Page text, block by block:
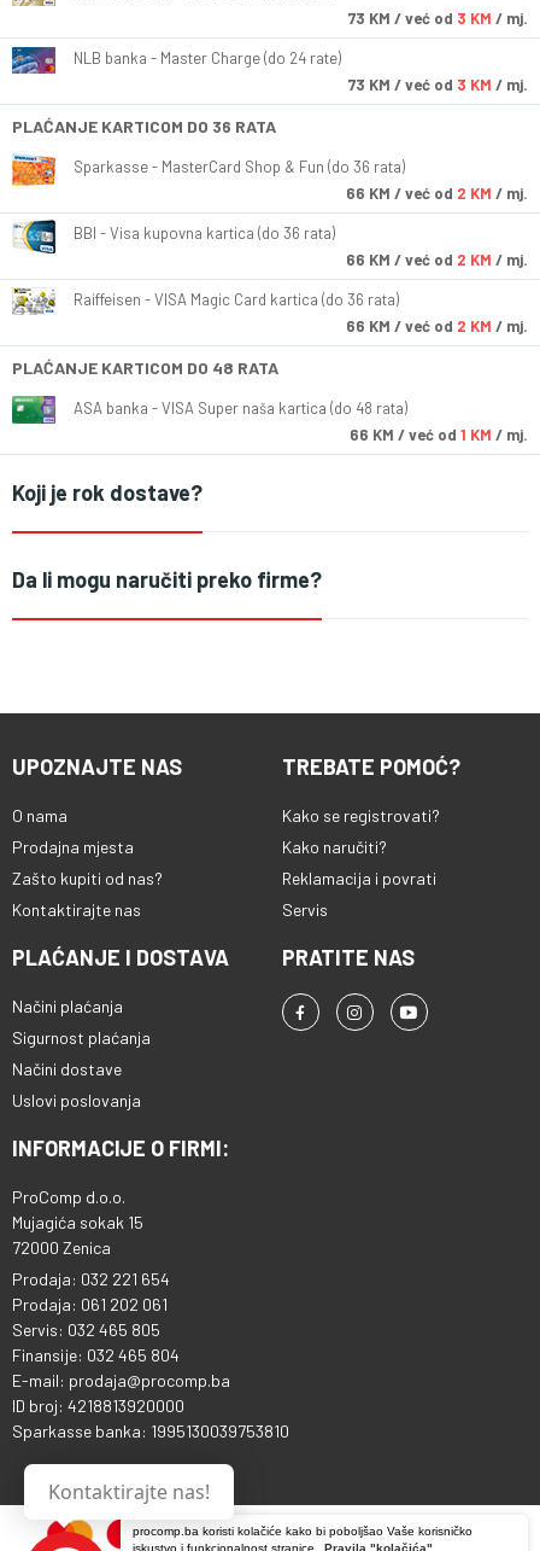
procomp.ba koristi kolačiće kako bi poboljšao Vaše korisničko
iskustvo i funkcionalnost stranice.
Pravila "kolačića"
73 KM / već od 3 KM / mj.
NLB banka - Master Charge (do 24 rate)
73 KM / već od 3 KM / mj.
PLAĆANJE KARTICOM DO 36 RATA
Sparkasse - MasterCard Shop & Fun (do 36 rata)
66 KM / već od 2 KM / mj.
BBI - Visa kupovna kartica (do 36 rata)
66 KM / već od 2 KM / mj.
Raiffeisen - VISA Magic Card kartica (do 36 rata)
66 KM / već od 2 KM / mj.
PLAĆANJE KARTICOM DO 48 RATA
ASA banka - VISA Super naša kartica (do 48 rata)
66 KM / već od 1 KM / mj.
Koji je rok dostave?
Da li mogu naručiti preko firme?
UPOZNAJTE NAS
O nama
Prodajna mjesta
Zašto kupiti od nas?
Kontaktirajte nas
TREBATE POMOĆ?
Kako se registrovati?
Kako naručiti?
Reklamacija i povrati
Servis
PLAĆANJE I DOSTAVA
Načini plaćanja
Sigurnost plaćanja
Načini dostave
Uslovi poslovanja
PRATITE NAS
INFORMACIJE O FIRMI:
ProComp d.o.o.
Mujagića sokak 15
72000 Zenica
Prodaja: 032 221 654
Prodaja: 061 202 061
Servis: 032 465 805
Finansije: 032 465 804
E-mail: prodaja@procomp.ba
ID broj: 4218813920000
Sparkasse banka: 1995130039753810
Kontaktirajte nas!